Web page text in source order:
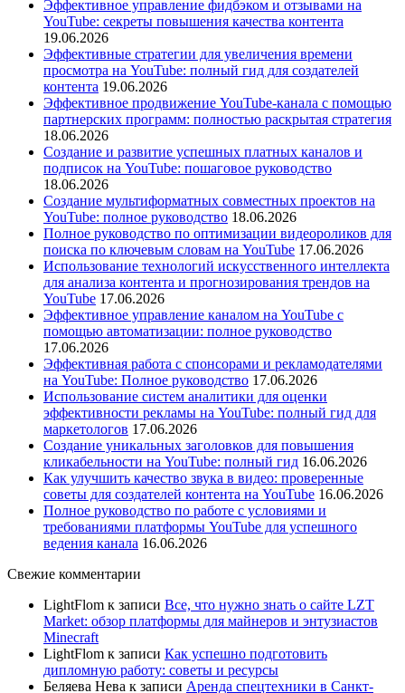
Эффективное управление фидбэком и отзывами на
YouTube: секреты повышения качества контента
19.06.2026
Эффективные стратегии для увеличения времени
просмотра на YouTube: полный гид для создателей
контента 19.06.2026
Эффективное продвижение YouTube-канала с помощью
партнерских программ: полностью раскрытая стратегия
18.06.2026
Создание и развитие успешных платных каналов и
подписок на YouTube: пошаговое руководство
18.06.2026
Создание мультиформатных совместных проектов на
YouTube: полное руководство 18.06.2026
Полное руководство по оптимизации видеороликов для
поиска по ключевым словам на YouTube 17.06.2026
Использование технологий искусственного интеллекта
для анализа контента и прогнозирования трендов на
YouTube 17.06.2026
Эффективное управление каналом на YouTube с
помощью автоматизации: полное руководство
17.06.2026
Эффективная работа с спонсорами и рекламодателями
на YouTube: Полное руководство 17.06.2026
Использование систем аналитики для оценки
эффективности рекламы на YouTube: полный гид для
маркетологов 17.06.2026
Создание уникальных заголовков для повышения
кликабельности на YouTube: полный гид 16.06.2026
Как улучшить качество звука в видео: проверенные
советы для создателей контента на YouTube 16.06.2026
Полное руководство по работе с условиями и
требованиями платформы YouTube для успешного
ведения канала 16.06.2026
Свежие комментарии
LightFlom к записи Все, что нужно знать о сайте LZT
Market: обзор платформы для майнеров и энтузиастов
Minecraft
LightFlom к записи Как успешно подготовить
дипломную работу: советы и ресурсы
Беляева Нева к записи Аренда спецтехники в Санкт-